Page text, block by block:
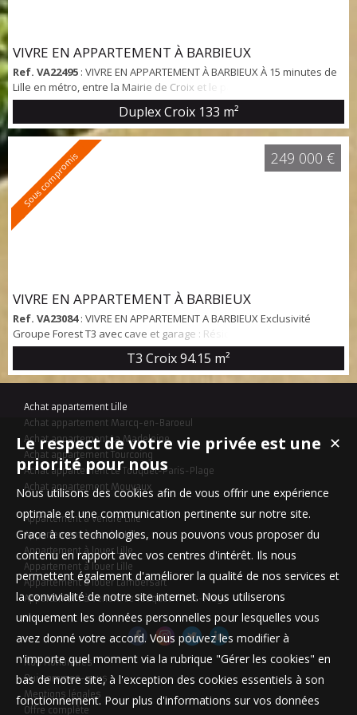
VIVRE EN APPARTEMENT À BARBIEUX
Ref. VA22495 : VIVRE EN APPARTEMENT À BARBIEUX À 15 minutes de
Lille en métro, entre la Mairie de Croix et le parc Barbieux, dans une
résidence de standing, découvrez cet appartement duplex sous les
toits comprenant une large terrasse de 38 m² exposée sud. Sa
surface de 146 m² au sol et de 133 m² habitables distribue une large
entrée, un séjour de 45 m² avec de grandes baies sur terrasse, une
spacieu...
Duplex Croix 133 m²
Sous compromis
VIVRE EN APPARTEMENT À BARBIEUX
Ref. VA23084: VIVRE EN APPARTEMENT A BARBIEUX Exclusivité
Groupe Forest T3 avec cave et garage : Résidence "Domaine de
Barbieux" Situé dans un agréable ensemble arboré et sécurisé au
pied du parc Barbieux et du Mongy. Découvrez ce spacieux
appartement de type 3 baigné de lumière au 1er étage. Il est
42m² avec une cuisine entièrement éq...
T3 Croix94.15 m²
249 000 €
Achat appartement Lille
Achat appartement Marcq-en-Baroeul
Achat appartement La Madeleine
Achat appartement Tourcoing
Achat appartement Le Touquet-Paris-Plage
Achat appartement Mouvaux
Appartement à vendre Lille
Appartement à vendre Lille
Appartement à louer Lille
Appartement à louer Lille
Appartement à louer Lambersart
Appartement à vendre Le Touquet-Paris-Plage
Nos Honoraires
Qui sommes-nous
Mentions légales
Offre complète
✕
Le respect de votre vie privée est une
priorité pour nous
Nous utilisons des cookies afin de vous offrir une expérience
optimale et une communication pertinente sur notre site.
Grace à ces technologies, nous pouvons vous proposer du
contenu en rapport avec vos centres d'intérêt. Ils nous
permettent également d'améliorer la qualité de nos services et
la convivialité de notre site internet. Nous utiliserons
uniquement les données personnelles pour lesquelles vous
avez donné votre accord. Vous pouvez les modifier à
n'importe quel moment via la rubrique "Gérer les cookies" en
bas de notre site, à l'exception des cookies essentiels à son
fonctionnement. Pour plus d'informations sur vos données